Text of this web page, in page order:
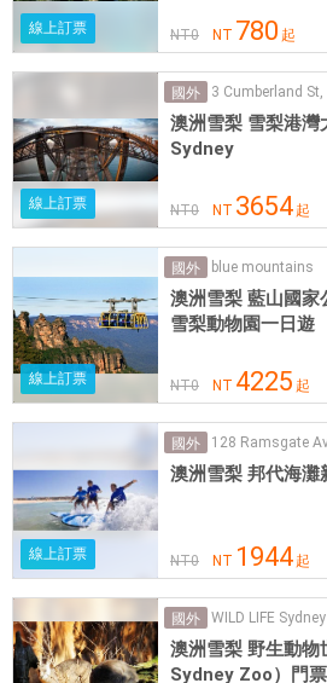
線上訂票 NT0 NT 780 起
線上訂票
國外 3 Cumberland
澳洲雪梨 雪梨港
Sydney
NT0 NT 3654 起
線上訂票
國外 blue mountains
澳洲雪梨 藍山國家
雪梨動物園一日遊
NT0 NT 4225 起
線上訂票
國外
澳洲雪梨 邦代海灘
NT0 NT 1944 起
國外
澳洲雪梨 野生動
Sydney Zoo）門票